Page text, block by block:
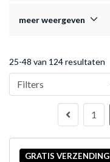
meer weergeven
25-48 van 124 resultaten
Filters
1
GRATIS VERZENDING